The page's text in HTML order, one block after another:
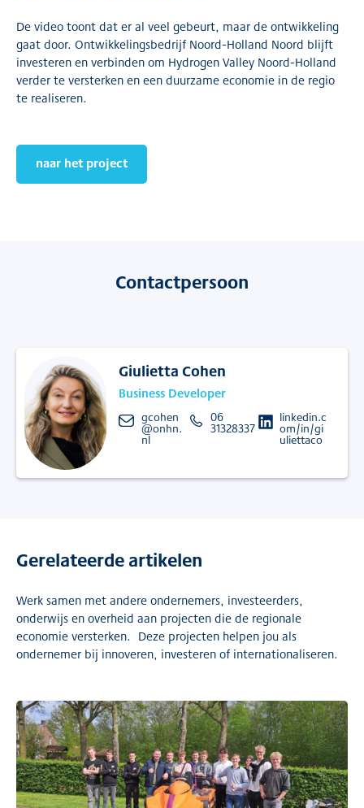
De video toont dat er al veel gebeurt, maar de ontwikkeling
gaat door. Ontwikkelingsbedrijf Noord-Holland Noord blijft
investeren en verbinden om Hydrogen Valley Noord-Holland
verder te versterken en een duurzame economie in de regio
te realiseren.
naar het project
Contactpersoon
Giulietta Cohen
Business Developer
gcohen
@onhn.
nl
06
31328337
linkedin.c
om/in/gi
uliettaco
Gerelateerde artikelen
Werk samen met andere ondernemers, investeerders,
onderwijs en overheid aan projecten die de regionale
economie versterken. Deze projecten helpen jou als
ondernemer bij innoveren, investeren of internationaliseren.